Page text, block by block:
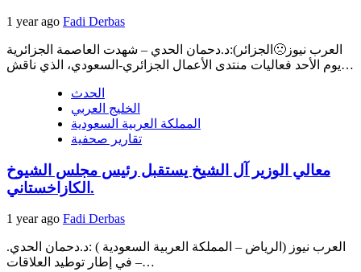
1 year ago Fadi Derbas
العرب نيوز🙁الجزائر):د.دحمان الحدي – شهدت العاصمة الجزائرية
يوم الأحد فعاليات منتدى الأعمال الجزائري-السعودي، الذي ناقش…
الحدث
الخليج العربي
المملكة العربية السعودية
تقارير صحفية
معالي الوزير آل الشيخ يستقبل رئيس مجلس الشيوخ
الكازاخستاني.
1 year ago Fadi Derbas
العرب نيوز (الرياض – المملكة العربية السعودية ) :د.دحمان الحدي.
– في إطار توطيد العلاقات…